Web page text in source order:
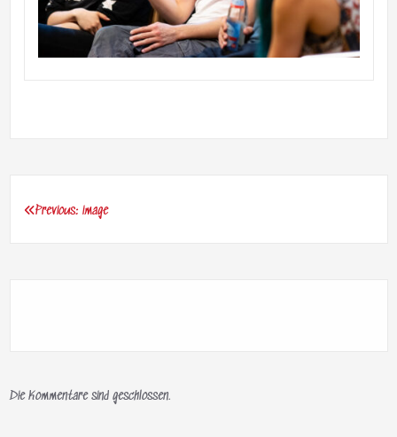
Beitragsnavigation
Previous: image
Die Kommentare sind geschlossen.